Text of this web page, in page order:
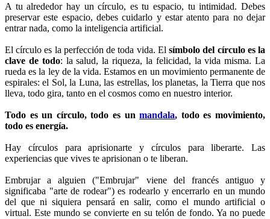
A tu alrededor hay un círculo, es tu espacio, tu intimidad. Debes
preservar este espacio, debes cuidarlo y estar atento para no dejar
entrar nada, como la inteligencia artificial.
El círculo es la perfección de toda vida. Elsímbolo del círculo es la
clave de todo: la salud, la riqueza, la felicidad, la vida misma. La
rueda es la ley de la vida. Estamos en un movimiento permanente de
espirales: el Sol, la Luna, las estrellas, los planetas, la Tierra que nos
lleva, todo gira, tanto en el cosmos como en nuestro interior.
Todo es un círculo, todo es unmandala, todo es movimiento,
todo es energía.
Hay círculos para aprisionarte y círculos para liberarte. Las
experiencias que vives te aprisionan o te liberan.
Embrujar a alguien ("Embrujar" viene del francés antiguo y
significaba "arte de rodear") es rodearlo y encerrarlo en un mundo
del que ni siquiera pensará en salir, como el mundo artificial o
virtual. Este mundo se convierte en su telón de fondo. Ya no puede